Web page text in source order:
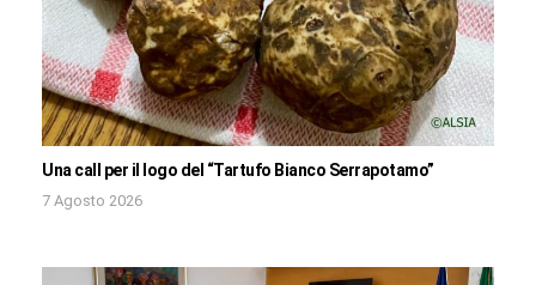
Una call per il logo del “Tartufo Bianco Serrapotamo”
7 Agosto 2026